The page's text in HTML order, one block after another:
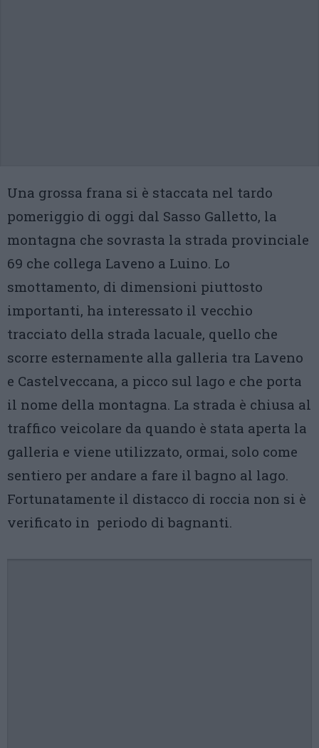
Una grossa frana si è staccata nel tardo
pomeriggio di oggi dal Sasso Galletto, la
montagna che sovrasta la strada provinciale
69 che collega Laveno a Luino. Lo
smottamento, di dimensioni piuttosto
importanti, ha interessato il vecchio
tracciato della strada lacuale, quello che
scorre esternamente alla galleria tra Laveno
e Castelveccana, a picco sul lago e che porta
il nome della montagna. La strada è chiusa al
traffico veicolare da quando è stata aperta la
galleria e viene utilizzato, ormai, solo come
sentiero per andare a fare il bagno al lago.
Fortunatamente il distacco di roccia non si è
verificato in periodo di bagnanti.